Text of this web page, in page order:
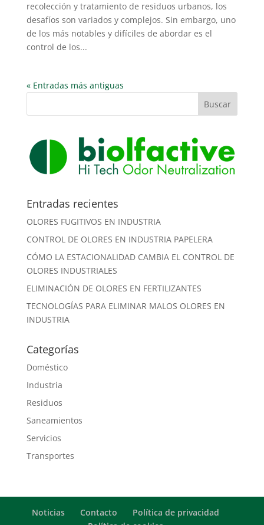
recolección y tratamiento de residuos urbanos, los
desafíos son variados y complejos. Sin embargo, uno
de los más notables y difíciles de abordar es el
control de los...
« Entradas más antiguas
Entradas recientes
OLORES FUGITIVOS EN INDUSTRIA
CONTROL DE OLORES EN INDUSTRIA PAPELERA
CÓMO LA ESTACIONALIDAD CAMBIA EL CONTROL DE
OLORES INDUSTRIALES
ELIMINACIÓN DE OLORES EN FERTILIZANTES
TECNOLOGÍAS PARA ELIMINAR MALOS OLORES EN
INDUSTRIA
Categorías
Doméstico
Industria
Residuos
Saneamientos
Servicios
Transportes
Noticias Contacto
Política de privacidad